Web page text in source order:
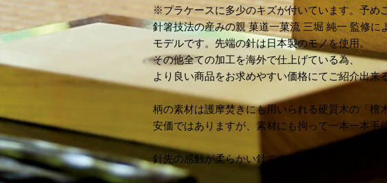
※プラケースに多少のキズが付いています。予め
針箸技法の産みの親 菓道一菓流 三堀 純一 監修に
モデルです。先端の針は日本製のモノを使用。
その他全ての加工を海外で仕上げている為、
より良い商品をお求めやすい価格にてご紹介出来
柄の素材は護摩焚きにも用いられる硬質木の「檀
安価ではありますが、素材にも拘って一本一本手
針先の感触が柔らかい針です。 サイズ（約）：長